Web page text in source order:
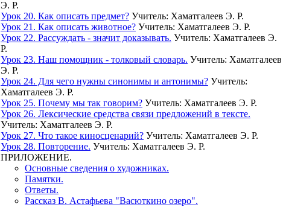
Э. Р.
Урок 20. Как описать предмет? Учитель: Хаматгалеев Э. Р.
Урок 21. Как описать животное? Учитель: Хаматгалеев Э. Р.
Урок 22. Рассуждать - значит доказывать. Учитель: Хаматгалеев Э.
Р.
Урок 23. Наш помощник - толковый словарь. Учитель: Хаматгалеев
Э. Р.
Урок 24. Для чего нужны синонимы и антонимы? Учитель:
Хаматгалеев Э. Р.
Урок 25. Почему мы так говорим? Учитель: Хаматгалеев Э. Р.
Урок 26. Лексические средства связи предложений в тексте.
Учитель: Хаматгалеев Э. Р.
Урок 27. Что такое киносценарий? Учитель: Хаматгалеев Э. Р.
Урок 28. Повторение. Учитель: Хаматгалеев Э. Р.
ПРИЛОЖЕНИЕ.
Основные сведения о художниках.
Памятки.
Ответы.
Рассказ В. Астафьева "Васюткино озеро".